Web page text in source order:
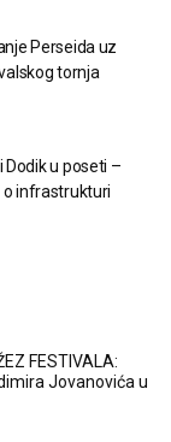
Perseida uz
tornja
Dodik u poseti –
o infrastrukturi
FESTIVALA:
Jovanovića u